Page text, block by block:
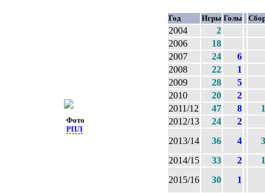
Фото
РПЛ
Год Игры Голы
2004
2
2006
18
2007
24
6
2008
22
1
2009
28
5
2010
20
2
2011/12
47 8
1
2012/13
24
2
2013/14
36 4
3
2014/15
33 2
1
2015/16
30
1